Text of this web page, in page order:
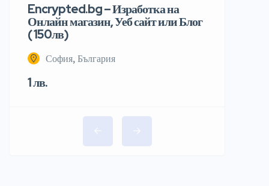
Encrypted.bg – Изработка на
Онлайн магазин, Уеб сайт или Блог
( 150лв)
София, България
1 лв.